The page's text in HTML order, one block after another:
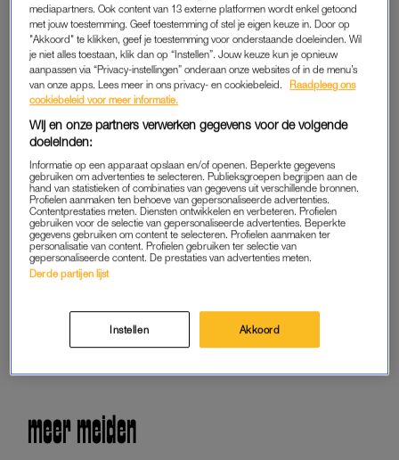
Lees LINDA.meiden online
Geen gedoe: iedere maand
opzegbaar
START GRATIS
MAAND
Daarna € 2,07 per maand
AL MEMBER? LOG IN
GOED ARTIKEL? DELEN MAAR.
meer meiden
mediapartners. Ook content van 13 externe platformen wordt enkel getoond
met jouw toestemming. Geef toestemming of stel je eigen keuze in. Door op
"Akkoord" te klikken, geef je toestemming voor onderstaande doeleinden. Wil
je niet alles toestaan, klik dan op “Instellen”. Jouw keuze kun je opnieuw
aanpassen via “Privacy-instellingen” onderaan onze websites of in de menu’s
van onze apps. Lees meer in ons privacy- en cookiebeleid.
Raadpleeg ons
cookiebeleid voor meer informatie.
Wij en onze partners verwerken gegevens voor de volgende
doeleinden:
Informatie op een apparaat opslaan en/of openen. Beperkte gegevens
gebruiken om advertenties te selecteren. Publieksgroepen begrijpen aan de
hand van statistieken of combinaties van gegevens uit verschillende bronnen.
Profielen aanmaken ten behoeve van gepersonaliseerde advertenties.
Contentprestaties meten. Diensten ontwikkelen en verbeteren. Profielen
gebruiken voor de selectie van gepersonaliseerde advertenties. Beperkte
gegevens gebruiken om content te selecteren. Profielen aanmaken ter
personalisatie van content. Profielen gebruiken ter selectie van
gepersonaliseerde content. De prestaties van advertenties meten.
Derde partijen lijst
Instellen Akkoord